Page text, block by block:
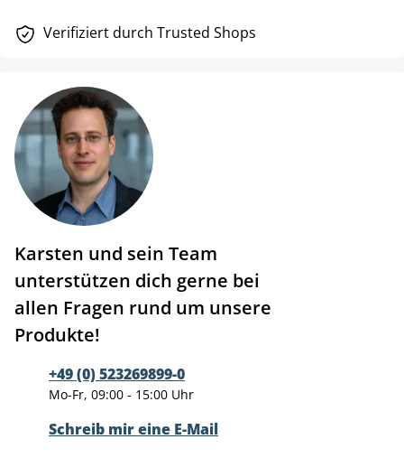
Verifiziert durch Trusted Shops
Karsten und sein Team
unterstützen dich gerne bei
allen Fragen rund um unsere
Produkte!
+49 (0) 523269899-0
Mo-Fr, 09:00 - 15:00 Uhr
Schreib mir eine E-Mail